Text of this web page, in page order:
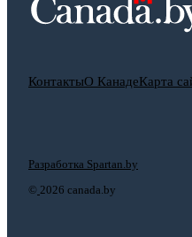
КонтактыО КанадеКарта
© 2026 canada.by
Разработка Spartan.by